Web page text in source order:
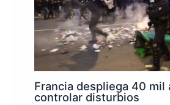
Francia despliega 40 mil
controlar disturbios